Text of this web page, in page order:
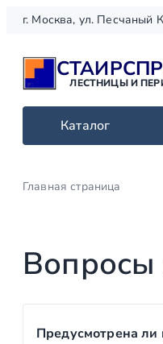
Перейти
содержимому
г. Москва, ул. Песчаный
ЛЕСТНИЦЫ И
Каталог
Главная страница
Вопросы
Предусмотрена ли